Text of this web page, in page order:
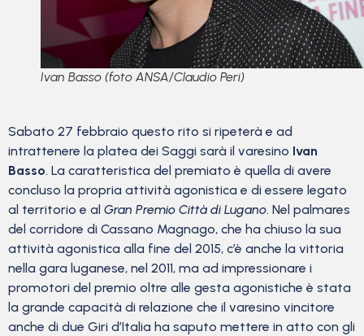
Ivan Basso (foto ANSA/Claudio Peri)
Sabato 27 febbraio questo rito si ripeterà e ad
intrattenere la platea dei Saggi sarà il varesino Ivan
Basso. La caratteristica del premiato è quella di avere
concluso la propria attività agonistica e di essere legato
al territorio e al Gran Premio Città di Lugano. Nel palmares
del corridore di Cassano Magnago, che ha chiuso la sua
attività agonistica alla fine del 2015, c’è anche la vittoria
nella gara luganese, nel 2011, ma ad impressionare i
promotori del premio oltre alle gesta agonistiche è stata
la grande capacità di relazione che il varesino vincitore
anche di due Giri d’Italia ha saputo mettere in atto con gli